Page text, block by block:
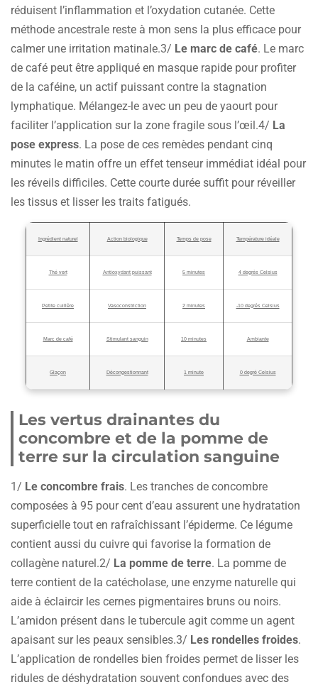
réduisent l’inflammation et l’oxydation cutanée. Cette
méthode ancestrale reste à mon sens la plus efficace pour
calmer une irritation matinale.3/ Le marc de café. Le marc
de café peut être appliqué en masque rapide pour profiter
de la caféine, un actif puissant contre la stagnation
lymphatique. Mélangez-le avec un peu de yaourt pour
faciliter l’application sur la zone fragile sous l’œil.4/ La
pose express. La pose de ces remèdes pendant cinq
minutes le matin offre un effet tenseur immédiat idéal pour
les réveils difficiles. Cette courte durée suffit pour réveiller
les tissus et lisser les traits fatigués.
Ingrédient naturel Action biologique Temps de pose Température idéale
Thé vert Antioxydant puissant 5 minutes 4 degrés Celsius
Petite cuillère Vasoconstriction 2 minutes -10 degrés Celsius
Marc de café Stimulant sanguin 10 minutes Ambiante
Glaçon Décongestionnant 1 minute 0 degré Celsius
Les vertus drainantes du
concombre et de la pomme de
terre sur la circulation sanguine
1/ Le concombre frais. Les tranches de concombre
composées à 95 pour cent d’eau assurent une hydratation
superficielle tout en rafraîchissant l’épiderme. Ce légume
contient aussi du cuivre qui favorise la formation de
collagène naturel.2/ La pomme de terre. La pomme de
terre contient de la catécholase, une enzyme naturelle qui
aide à éclaircir les cernes pigmentaires bruns ou noirs.
L’amidon présent dans le tubercule agit comme un agent
apaisant sur les peaux sensibles.3/ Les rondelles froides.
L’application de rondelles bien froides permet de lisser les
ridules de déshydratation souvent confondues avec des